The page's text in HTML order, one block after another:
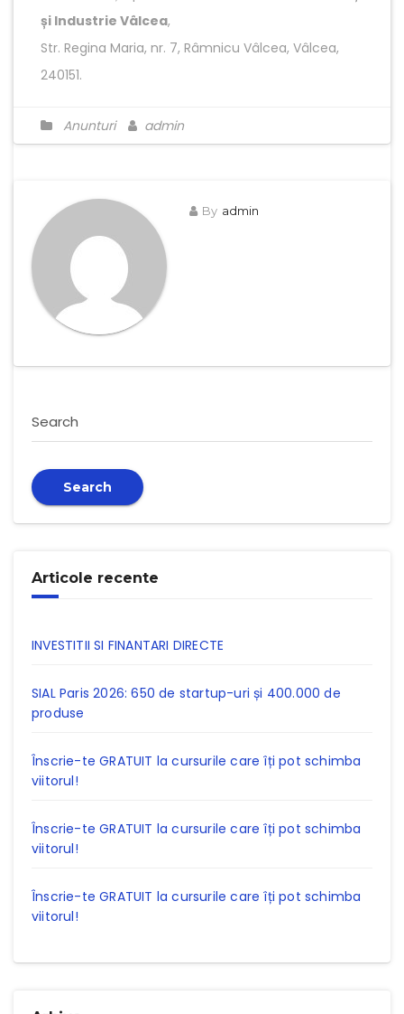
și Industrie Vâlcea,
Str. Regina Maria, nr. 7, Râmnicu Vâlcea, Vâlcea,
240151.
Anunturi admin
By admin
Search
Search
Articole recente
INVESTITII SI FINANTARI DIRECTE
SIAL Paris 2026: 650 de startup-uri și 400.000 de
produse
Înscrie-te GRATUIT la cursurile care îți pot schimba
viitorul!
Înscrie-te GRATUIT la cursurile care îți pot schimba
viitorul!
Înscrie-te GRATUIT la cursurile care îți pot schimba
viitorul!